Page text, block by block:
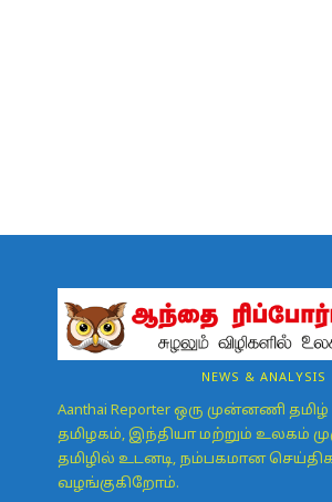
NEWS & ANALYSIS
Aanthai Reporter ஒரு முன்னணி
தமிழகம், இந்தியா மற்றும் உலகம்
தமிழில் உடனடி, நம்பகமான
வழங்குகிறோம்.